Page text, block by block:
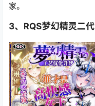
家。
3、RQS梦幻精灵二代